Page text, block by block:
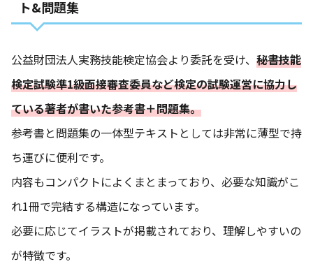
ト&問題集
公益財団法人実務技能検定協会より委託を受け、 秘書技能
検定試験準1級面接審査委員など検定の試験運営に協力し
ている著者が書いた参考書＋問題集。
参考書と問題集の一体型テキストとしては非常に薄型で持
ち運びに便利です。
内容もコンパクトによくまとまっており、必要な知識がこ
れ1冊で完結する構造になっています。
必要に応じてイラストが掲載されており、理解しやすいの
が特徴です。